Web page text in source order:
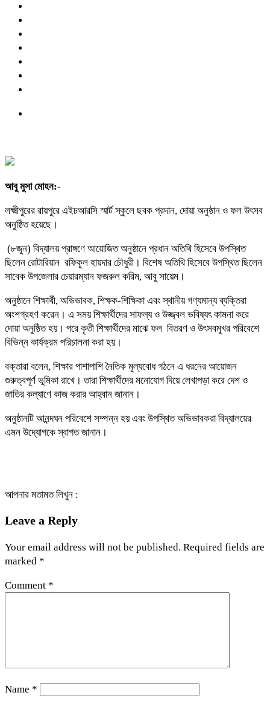
আবু মুসা মোহন:-
‎লক্ষ্মীপুরের রায়পুরে এইচআরসি স্মার্ট স্কুলে ছবক প্রদান, দোয়া অনুষ্ঠান ও ফল উৎসব
অনুষ্ঠিত হয়েছে।
‎ (৮জুন) বিদ্যালয় প্রাঙ্গণে আয়োজিত অনুষ্ঠানে প্রধান অতিথি হিসেবে উপস্থিত
ছিলেন রোটারিয়ান রফিকূল হায়দার চৌধুরী। বিশেষ অতিথি হিসেবে উপস্থিত ছিলেন
সাবেক উপজেলার চেয়ারম্যান ফজরুল করিম, আবু সায়েম।
‎অনুষ্ঠানে শিক্ষার্থী, অভিভাবক, শিক্ষক-শিক্ষিকা এবং স্থানীয় গণ্যমান্য ব্যক্তিরা
অংশগ্রহণ করেন। এ সময় শিক্ষার্থীদের সাফল্য ও উজ্জ্বল ভবিষ্যৎ কামনা করে
দোয়া অনুষ্ঠিত হয়। পরে কৃতী শিক্ষার্থীদের মাঝে ফল বিতরণ ও উৎসবমুখর পরিবেশে
বিভিন্ন কার্যক্রম পরিচালনা করা হয়।
‎বক্তারা বলেন, শিক্ষার পাশাপাশি নৈতিক মূল্যবোধ গঠনে এ ধরনের আয়োজন
গুরুত্বপূর্ণ ভূমিকা রাখে। তারা শিক্ষার্থীদের মনোযোগ দিয়ে লেখাপড়া করে দেশ ও
জাতির কল্যাণে কাজ করার আহ্বান জানান।
‎অনুষ্ঠানটি আনন্দঘন পরিবেশে সম্পন্ন হয় এবং উপস্থিত অভিভাবকরা বিদ্যালয়ের
এমন উদ্যোগকে স্বাগত জানান।
আপনার মতামত লিখুন :
Leave a Reply
Your email address will not be published. Required fields are
marked *
Comment *
Name *